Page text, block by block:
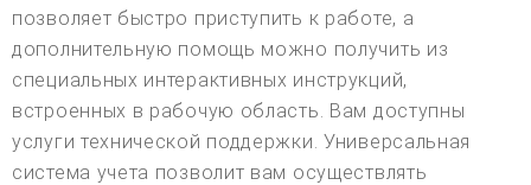
позволяет быстро приступить к работе, а
дополнительную помощь можно получить из
специальных интерактивных инструкций,
встроенных в рабочую область. Вам доступны
услуги технической поддержки. Универсальная
система учета позволит вам осуществлять